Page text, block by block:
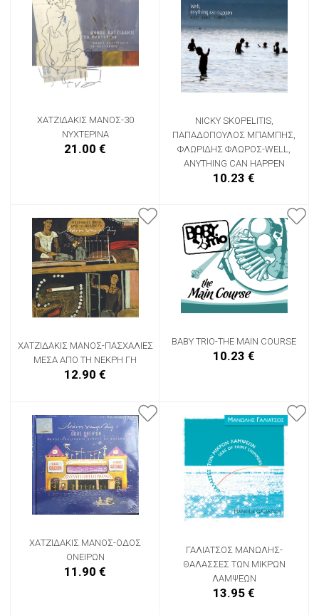
ΧΑΤΖΙΔΑΚΙΣ ΜΑΝΟΣ-30
ΝΥΧΤΕΡΙΝΑ
21.00 €
NICKY SKOPELITIS,
ΠΑΠΑΔΟΠΟΥΛΟΣ ΜΠΑΜΠΗΣ,
ΦΛΩΡΙΔΗΣ ΦΛΩΡΟΣ-WELL,
ANYTHING CAN HAPPEN
10.23 €
ΧΑΤΖΙΔΑΚΙΣ ΜΑΝΟΣ-ΠΑΣΧΑΛΙΕΣ
ΜΕΣΑ ΑΠΟ ΤΗ ΝΕΚΡΗ ΓΗ
12.90 €
BABY TRIO-THE MAIN COURSE
10.23 €
ΧΑΤΖΙΔΑΚΙΣ ΜΑΝΟΣ-ΟΔΟΣ
ΟΝΕΙΡΩΝ
11.90 €
ΓΑΛΙΑΤΣΟΣ ΜΑΝΩΛΗΣ-
ΘΑΛΑΣΣΕΣ ΤΩΝ ΜΙΚΡΩΝ
ΛΑΜΨΕΩΝ
13.95 €